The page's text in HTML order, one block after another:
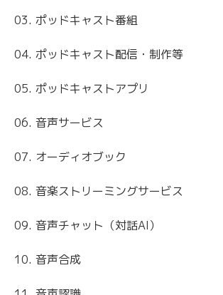
03. ポッドキャスト番組
04. ポッドキャスト配信・制作等
05. ポッドキャストアプリ
06. 音声サービス
07. オーディオブック
08. 音楽ストリーミングサービス
09. 音声チャット（対話AI）
10. 音声合成